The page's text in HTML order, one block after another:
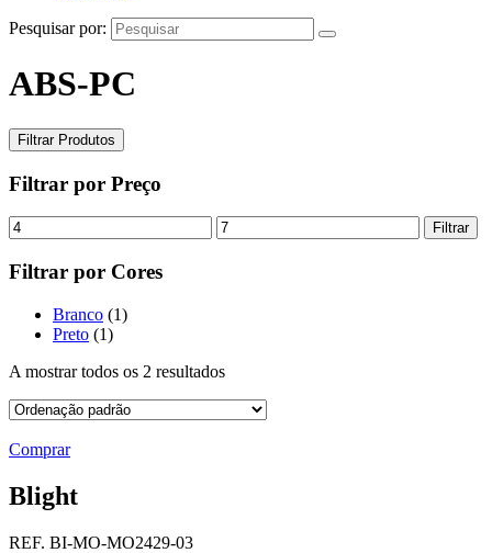
Pesquisar por:
ABS-PC
Filtrar Produtos
Filtrar por Preço
Filtrar
Filtrar por Cores
Branco (1)
Preto (1)
A mostrar todos os 2 resultados
Comprar
Blight
REF. BI-MO-MO2429-03